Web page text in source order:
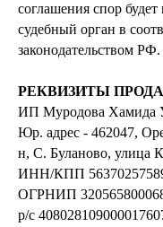
соглашения спор
судебный орган в
законодательством РФ.
РЕКВИЗИТЫ
ИП Муродова Хамида
Юр. адрес - 462047,
н, С. Буланово, улица
ИНН/КПП
ОГРНИП
р/с